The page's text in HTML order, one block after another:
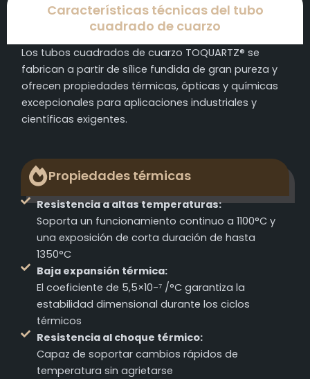
Características técnicas del tubo
cuadrado de cuarzo
Los tubos cuadrados de cuarzo TOQUARTZ® se
fabrican a partir de sílice fundida de gran pureza y
ofrecen propiedades térmicas, ópticas y químicas
excepcionales para aplicaciones industriales y
científicas exigentes.
Propiedades térmicas
Resistencia a altas temperaturas:
Soporta un funcionamiento continuo a 1100°C y
una exposición de corta duración de hasta
1350°C
Baja expansión térmica:
El coeficiente de 5,5×10-⁷ /°C garantiza la
estabilidad dimensional durante los ciclos
térmicos
Resistencia al choque térmico:
Capaz de soportar cambios rápidos de
temperatura sin agrietarse